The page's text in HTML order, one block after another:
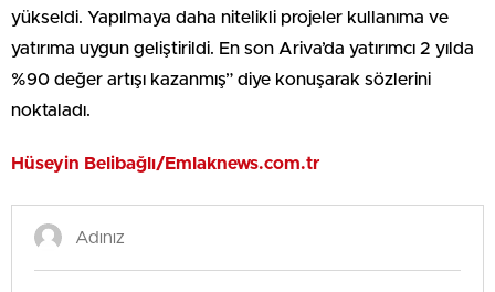
yükseldi. Yapılmaya daha nitelikli projeler kullanıma ve
yatırıma uygun geliştirildi. En son Ariva’da yatırımcı 2 yılda
%90 değer artışı kazanmış” diye konuşarak sözlerini
noktaladı.
Hüseyin Belibağlı/Emlaknews.com.tr